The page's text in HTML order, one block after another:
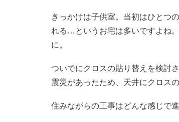
きっかけは子供室。当初はひとつ
れる…というお宅は多いですよね
に。
ついでにクロスの貼り替えを検討
震災があったため、天井にクロス
住みながらの工事はどんな感じで